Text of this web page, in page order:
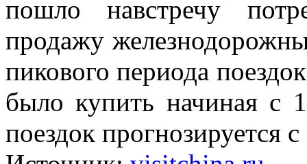
пошло навстречу
продажу
пикового периода
было купить начиная с
поездок прогнозируется